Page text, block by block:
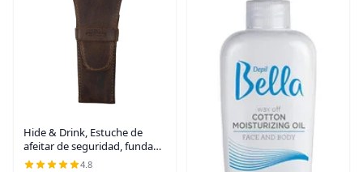
Hide & Drink, Estuche de
afeitar de seguridad, funda
de viaje rústica, accesorios de
4.8